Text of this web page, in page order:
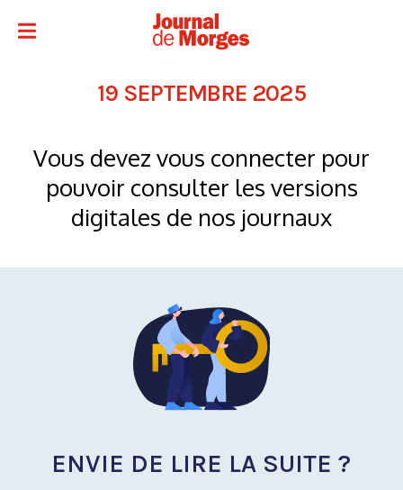
19 SEPTEMBRE 2025
Vous devez vous connecter pour
pouvoir consulter les versions
digitales de nos journaux
ENVIE DE LIRE LA SUITE ?